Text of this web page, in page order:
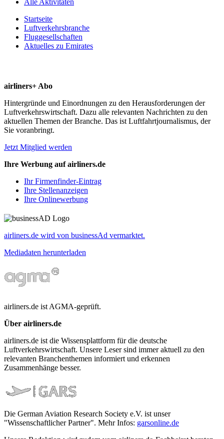
Startseite
Luftverkehrsbranche
Fluggesellschaften
Aktuelles zu Emirates
airliners+ Abo
Hintergründe und Einordnungen zu den Herausforderungen der
Luftverkehrswirtschaft. Dazu alle relevanten Nachrichten zu den
aktuellen Themen der Branche. Das ist Luftfahrtjournalismus, der
Sie voranbringt.
Jetzt Mitglied werden
Ihre Werbung auf airliners.de
Ihr Firmenfinder-Eintrag
Ihre Stellenanzeigen
Ihre Onlinewerbung
airliners.de wird von businessAd vermarktet.
Mediadaten herunterladen
airliners.de ist AGMA-geprüft.
Über airliners.de
airliners.de ist die Wissensplattform für die deutsche
Luftverkehrswirtschaft. Unsere Leser sind immer aktuell zu den
relevanten Branchenthemen informiert und erkennen
Zusammenhänge besser.
Die German Aviation Research Society e.V. ist unser
"Wissenschaftlicher Partner". Mehr Infos: garsonline.de